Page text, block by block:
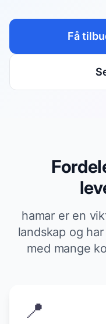
Få
hamar er en
landskap og
med mange
📍